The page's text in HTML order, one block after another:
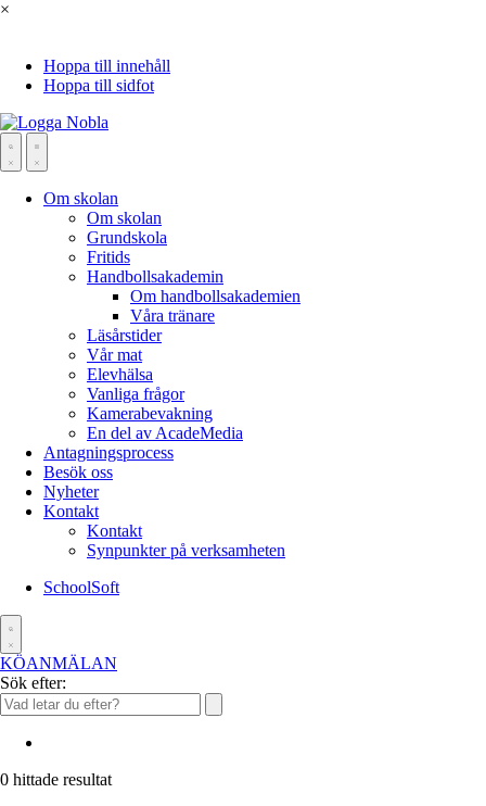
×
Hoppa till innehåll
Hoppa till sidfot
Om skolan
Om skolan
Grundskola
Fritids
Handbollsakademin
Om handbollsakademien
Våra tränare
Läsårstider
Vår mat
Elevhälsa
Vanliga frågor
Kamerabevakning
En del av AcadeMedia
Antagningsprocess
Besök oss
Nyheter
Kontakt
Kontakt
Synpunkter på verksamheten
SchoolSoft
KÖANMÄLAN
Sök efter:
0 hittade resultat